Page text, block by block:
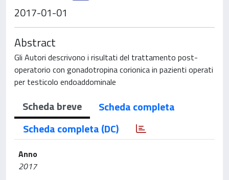
2017-01-01
Abstract
Gli Autori descrivono i risultati del trattamento post-
operatorio con gonadotropina corionica in pazienti operati
per testicolo endoaddominale
Scheda breve
Scheda completa
Scheda completa (DC)
Anno
2017